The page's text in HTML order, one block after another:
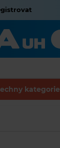
kategorie